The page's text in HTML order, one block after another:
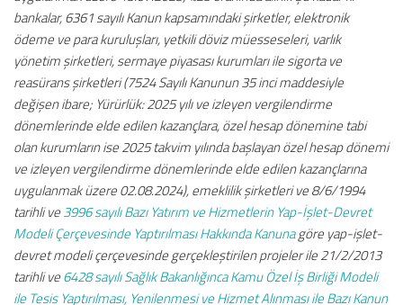
bankalar, 6361 sayılı Kanun kapsamındaki şirketler, elektronik
ödeme ve para kuruluşları, yetkili döviz müesseseleri, varlık
yönetim şirketleri, sermaye piyasası kurumları ile sigorta ve
reasürans şirketleri (7524 Sayılı Kanunun 35 inci maddesiyle
değişen ibare; Yürürlük: 2025 yılı ve izleyen vergilendirme
dönemlerinde elde edilen kazançlara, özel hesap dönemine tabi
olan kurumların ise 2025 takvim yılında başlayan özel hesap dönemi
ve izleyen vergilendirme dönemlerinde elde edilen kazançlarına
uygulanmak üzere 02.08.2024), emeklilik şirketleri ve 8/6/1994
tarihli ve3996 sayılı Bazı Yatırım ve Hizmetlerin Yap-İşlet-Devret
Modeli Çerçevesinde Yaptırılması Hakkında Kanunagöre yap-işlet-
devret modeli çerçevesinde gerçekleştirilen projeler ile 21/2/2013
tarihli ve6428 sayılı Sağlık Bakanlığınca Kamu Özel İş Birliği Modeli
ile Tesis Yaptırılması, Yenilenmesi ve Hizmet Alınması ile Bazı Kanun